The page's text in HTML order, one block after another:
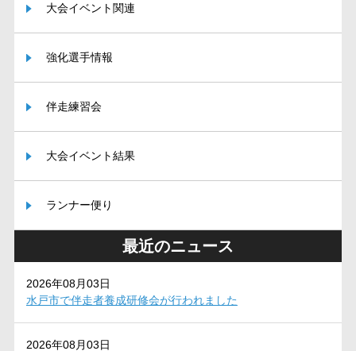
大会イベント関連
強化選手情報
伴走練習会
大会イベント結果
ランナー便り
最近のニュース
2026年08月03日
水戸市で伴走者養成研修会が行われました
2026年08月03日